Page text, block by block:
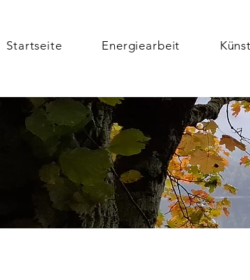
Startseite Energiearbeit